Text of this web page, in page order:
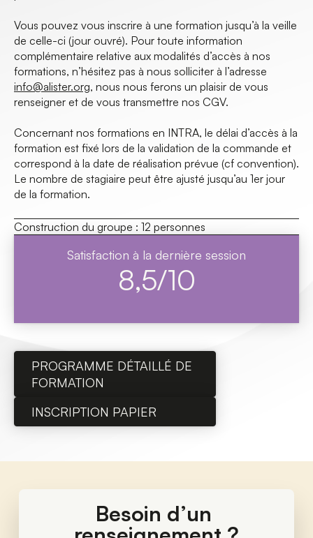
Vous pouvez vous inscrire à une formation jusqu’à la veille
de celle-ci (jour ouvré). Pour toute information
complémentaire relative aux modalités d’accès à nos
formations, n’hésitez pas à nous solliciter à l’adresse
info@alister.org, nous nous ferons un plaisir de vous
renseigner et de vous transmettre nos CGV.
Concernant nos formations en INTRA, le délai d’accès à la
formation est fixé lors de la validation de la commande et
correspond à la date de réalisation prévue (cf convention).
Le nombre de stagiaire peut être ajusté jusqu’au 1er jour
de la formation.
Construction du groupe : 12 personnes
Satisfaction à la dernière session
8,5/10
PROGRAMME DÉTAILLÉ DE
FORMATION
INSCRIPTION PAPIER
Besoin d’un